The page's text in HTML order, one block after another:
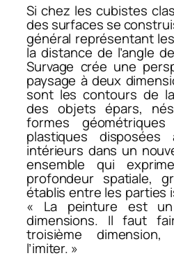
Si chez les cubistes
des surfaces se
général représentant
la distance de l’angle
Survage crée une
paysage à deux
sont les contours de
des objets épars,
formes
plastiques
intérieurs dans un
ensemble qui
profondeur spatiale,
établis entre les parties
« La peinture est
dimensions. Il faut
troisième
l’imiter. »